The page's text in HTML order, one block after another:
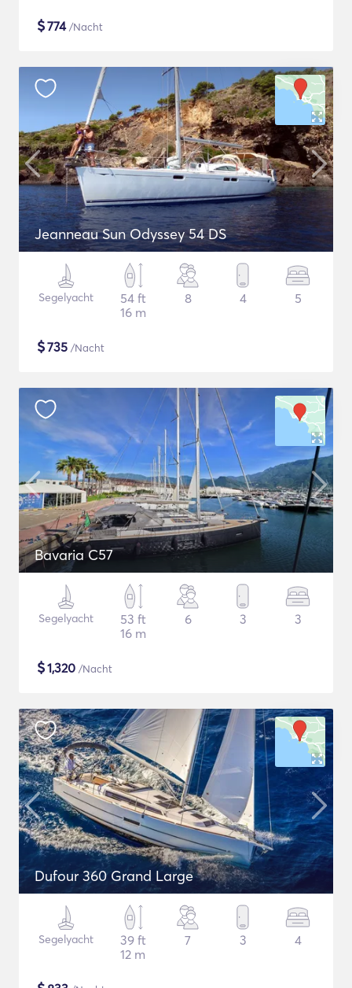
$774/Nacht
Jeanneau Sun Odyssey 54 DS
Segelyacht
54 ft
16 m
8 4 5
$735 /Nacht
Bavaria C57
Segelyacht
53 ft
16 m
6 3 3
$1,320 /Nacht
Dufour 360 Grand Large
Segelyacht
39 ft
12 m
7 3 4